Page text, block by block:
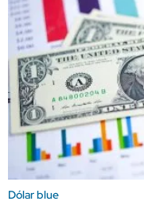
Dólar blue